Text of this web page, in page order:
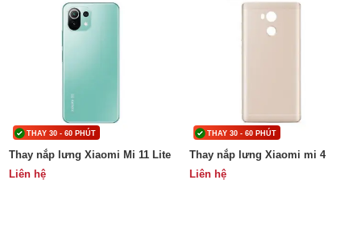
THAY 30 - 60 PHÚT
Thay nắp lưng Xiaomi Mi 11 Lite
Liên hệ
THAY 30 - 60 PHÚT
Thay nắp lưng Xiaomi mi 4
Liên hệ